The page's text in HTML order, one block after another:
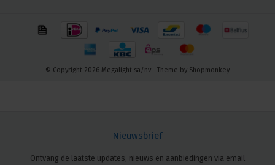
© Copyright 2026 Megalight sa/nv - Theme by Shopmonkey
Nieuwsbrief
Ontvang de laatste updates, nieuws en aanbiedingen via email